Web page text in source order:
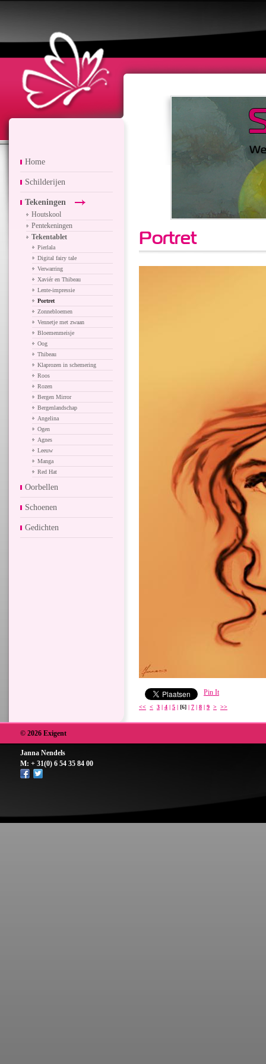
Home
Schilderijen
Tekeningen
Houtskool
Pentekeningen
Tekentablet
Pierlala
Digital fairy tale
Verwarring
Xaviér en Thibeau
Lente-impressie
Portret
Zonnebloemen
Vennetje met zwaan
Bloemenmeisje
Oog
Thibeau
Klaprozen in schemering
Roos
Rozen
Bergen Mirror
Bergenlandschap
Angelina
Ogen
Agnes
Leeuw
Manga
Red Hat
Oorbellen
Schoenen
Gedichten
Portret
Pin It
<< < 3 | 4 | 5 | [6] | 7 | 8 | 9 > >>
© 2026 Exigent
Janna Nendels
M: + 31(0) 6 54 35 84 00